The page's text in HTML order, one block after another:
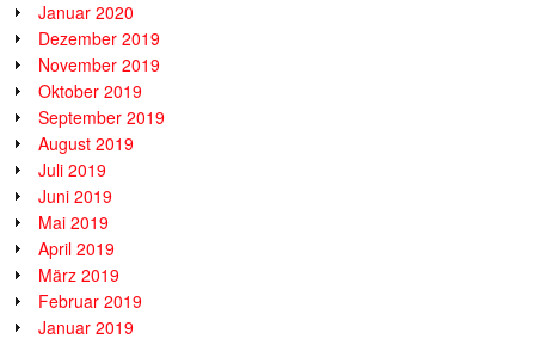
Januar 2020
Dezember 2019
November 2019
Oktober 2019
September 2019
August 2019
Juli 2019
Juni 2019
Mai 2019
April 2019
März 2019
Februar 2019
Januar 2019